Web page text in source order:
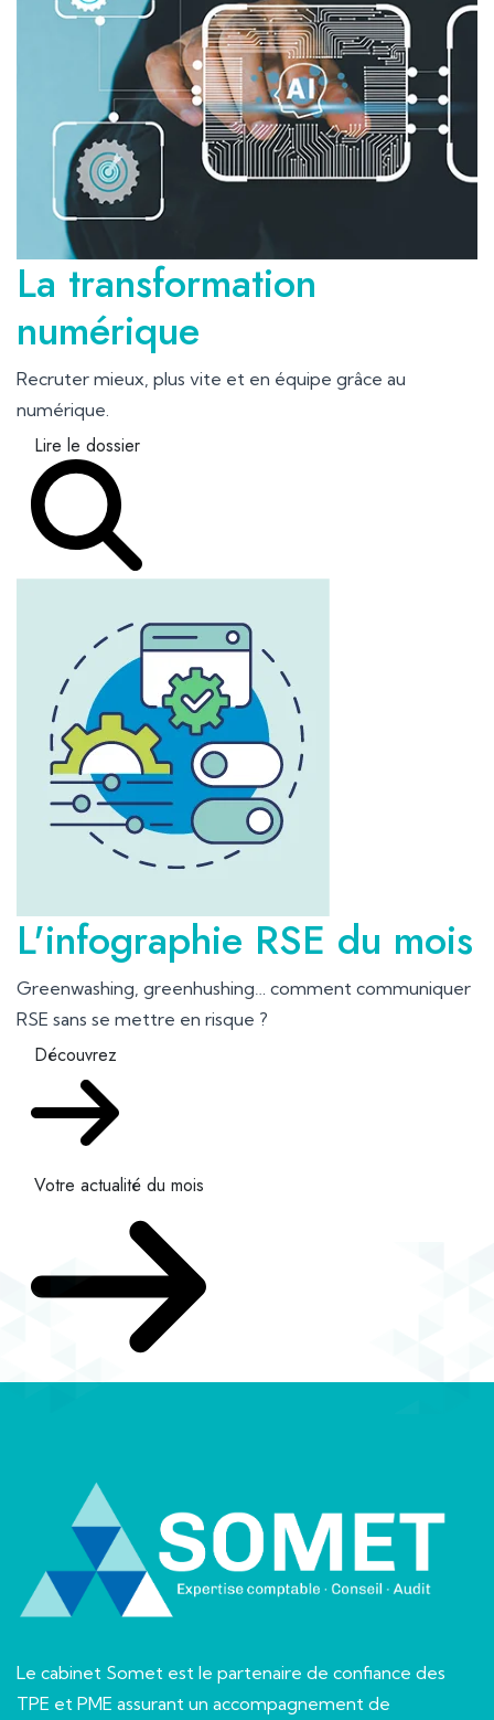
La transformation
numérique
Recruter mieux, plus vite et en équipe grâce au
numérique.
Lire le dossier
L'infographie RSE du mois
Greenwashing, greenhushing… comment communiquer
RSE sans se mettre en risque ?
Découvrez
Votre actualité du mois
Le cabinet Somet est le partenaire de confiance des
TPE et PME assurant un accompagnement de